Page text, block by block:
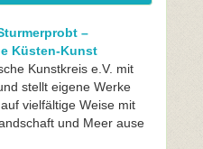
–
Küsten-Kunst
Kunstkreis e.V. mit
stellt eigene Werke
vielfältige Weise mit
und Meer ause